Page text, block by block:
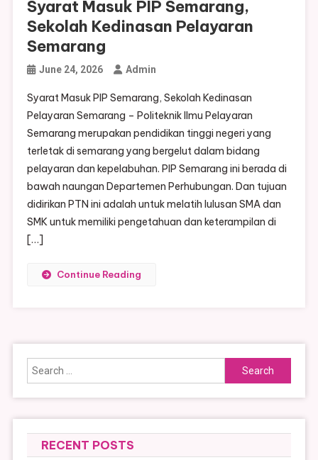
Syarat Masuk PIP Semarang,
Sekolah Kedinasan Pelayaran
Semarang
June 24, 2026 Admin
Syarat Masuk PIP Semarang, Sekolah Kedinasan
Pelayaran Semarang – Politeknik Ilmu Pelayaran
Semarang merupakan pendidikan tinggi negeri yang
terletak di semarang yang bergelut dalam bidang
pelayaran dan kepelabuhan. PIP Semarang ini berada di
bawah naungan Departemen Perhubungan. Dan tujuan
didirikan PTN ini adalah untuk melatih lulusan SMA dan
SMK untuk memiliki pengetahuan dan keterampilan di
[…]
Continue Reading
Search
for:
RECENT POSTS